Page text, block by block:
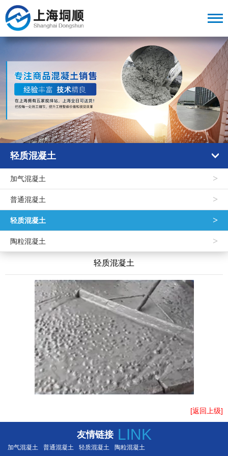
轻质混凝土
>
加气混凝土
>
普通混凝土
>
轻质混凝土
>
陶粒混凝土
轻质混凝土
[返回上级]
友情链接 LINK
加气混凝土 普通混凝土 轻质混凝土 陶粒混凝土